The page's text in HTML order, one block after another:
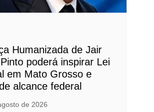
Humanizada de Jair
poderá inspirar Lei
em Mato Grosso e
alcance federal
de 2026